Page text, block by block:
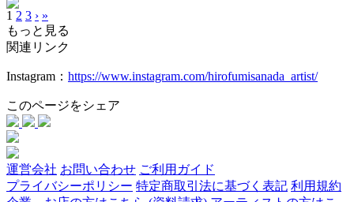
1 2 3 › »
もっと見る
関連リンク
Instagram： https://www.instagram.com/hirofumisanada_artist/
このページをシェア
運営会社 お問い合わせ ご利用ガイド
プライバシーポリシー 特定商取引法に基づく表記 利用規約